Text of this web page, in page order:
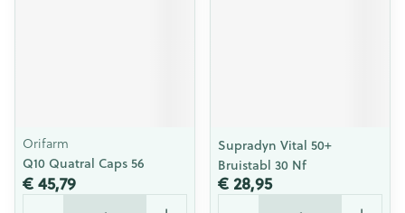
Orifarm
Q10 Quatral Caps 56
€ 45,79
Aantal
Supradyn Vital 50+
Bruistabl 30 Nf
€ 28,95
Aantal